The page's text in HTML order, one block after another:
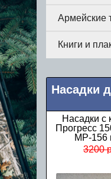
Армейские
Книги и
Насадки
Насадки с
Прогресс
МР-156
3200